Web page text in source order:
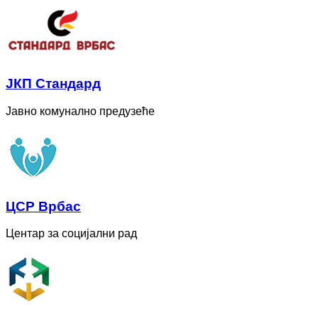
ЈКП Стандард
Јавно комунално предузеће
ЦСР Врбас
Центар за социјални рад